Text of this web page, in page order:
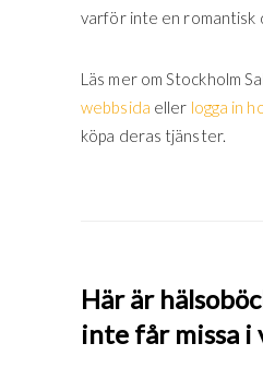
varför inte en romantisk
Läs mer om Stockholm
webbsida eller logga in
köpa deras tjänster.
Här är
inte får missa i